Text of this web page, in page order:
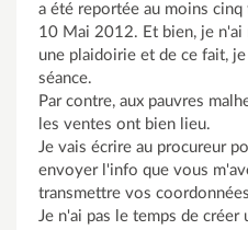
a été reportée au moins
10 Mai 2012. Et bien, je n'ai
une plaidoirie et de ce fait,
séance.
Par contre, aux pauvres
les ventes ont bien lieu.
Je vais écrire au procureur
envoyer l'info que vous
transmettre vos
Je n'ai pas le temps de